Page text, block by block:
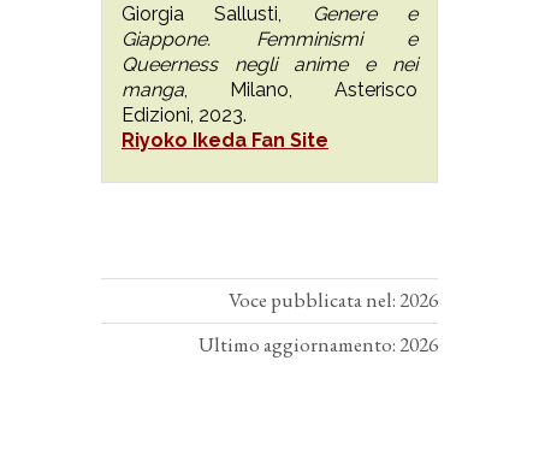
Giorgia Sallusti,
Genere e
Giappone. Femminismi e
Queerness negli anime e nei
manga, Milano, Asterisco
Edizioni, 2023.
Riyoko Ikeda Fan Site
Voce pubblicata nel: 2026
Ultimo aggiornamento: 2026